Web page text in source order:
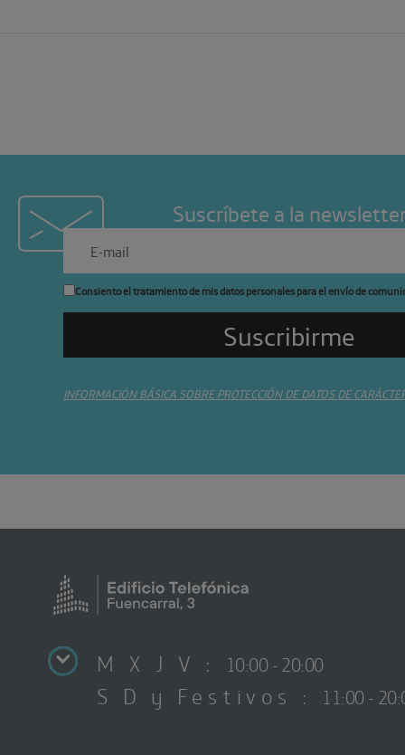
Suscríbete a la
Consiento el tratamiento de mis datos personales para el envío de
INFORMACIÓN BÁSICA SOBRE PROTECCIÓN DE DATOS DE
M X J V : 10:00 - 20:00
S D y Festivos : 11:00 -